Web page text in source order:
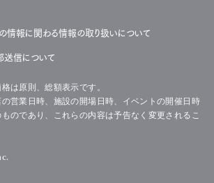
情報に関わる情報の取り扱いについて
送信について
は原則、総額表示です。
営業日時、施設の開場日時、イベントの開催日時
のであり、これらの内容は予告なく変更されるこ